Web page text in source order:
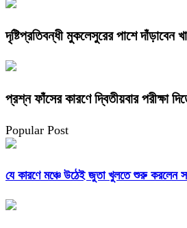
দৃষ্টিপ্রতিবন্ধী মুকলেসুরের পাশে দাঁড়াবেন
প্রশ্ন ফাঁসের কারণে দ্বিতীয়বার পরীক্ষা
Popular Post
যে কারণে মঞ্চে উঠেই জুতা খুলতে শুরু করলেন